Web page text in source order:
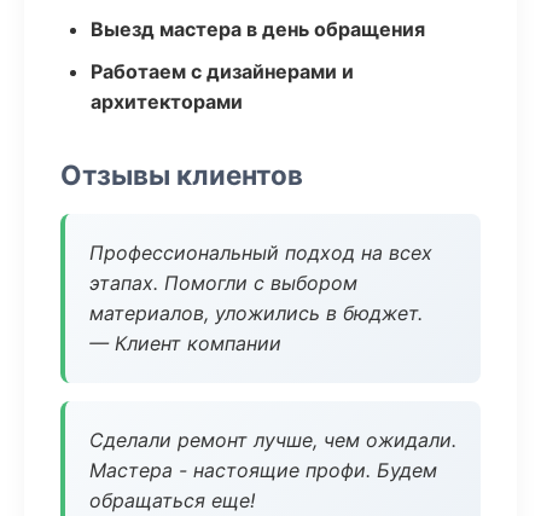
Выезд мастера в день обращения
Работаем с дизайнерами и
архитекторами
Отзывы клиентов
Профессиональный подход на всех
этапах. Помогли с выбором
материалов, уложились в бюджет.
— Клиент компании
Сделали ремонт лучше, чем ожидали.
Мастера - настоящие профи. Будем
обращаться еще!